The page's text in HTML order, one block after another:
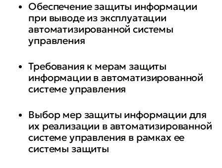
Обеспечение защиты информации
при выводе из эксплуатации
автоматизированной системы
управления
Требования к мерам защиты
информации в автоматизированной
системе управления
Выбор мер защиты информации для
их реализации в автоматизированной
системе управления в рамках ее
системы защиты